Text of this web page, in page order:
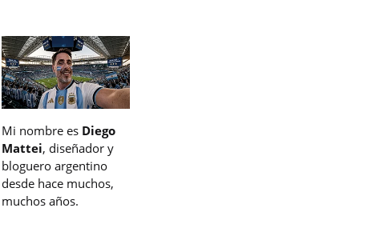
Mi nombre es Diego
Mattei, diseñador y
bloguero argentino
desde hace muchos,
muchos años.